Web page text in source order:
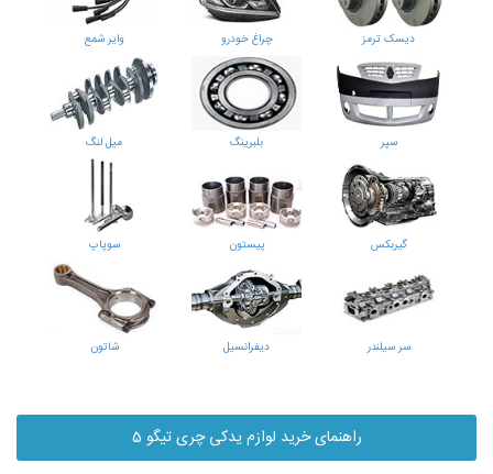
دیسک ترمز چراغ خودرو وایر شمع
سپر بلبرینگ میل لنگ
گیربکس پیستون سوپاپ
سر سیلندر دیفرانسیل شاتون
راهنمای خرید لوازم یدکی چری تیگو 5